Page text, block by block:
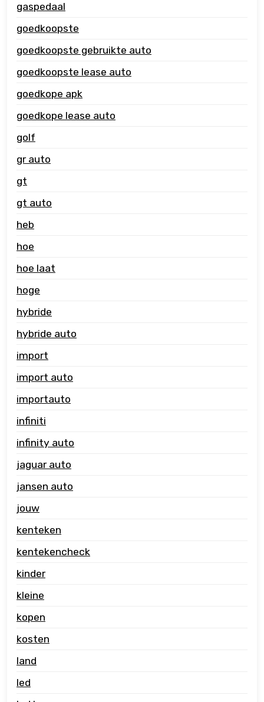
gaspedaal
goedkoopste
goedkoopste gebruikte auto
goedkoopste lease auto
goedkope apk
goedkope lease auto
golf
gr auto
gt
gt auto
heb
hoe
hoe laat
hoge
hybride
hybride auto
import
import auto
importauto
infiniti
infinity auto
jaguar auto
jansen auto
jouw
kenteken
kentekencheck
kinder
kleine
kopen
kosten
land
led